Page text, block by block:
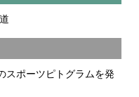
ポーツピトグラムを発